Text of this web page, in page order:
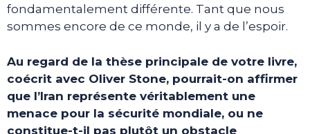
fondamentalement différente. Tant que nous
sommes encore de ce monde, il y a de l’espoir.
Au regard de la thèse principale de votre livre,
coécrit avec Oliver Stone, pourrait-on affirmer
que l’Iran représente véritablement une
menace pour la sécurité mondiale, ou ne
constitue-t-il pas plutôt un obstacle